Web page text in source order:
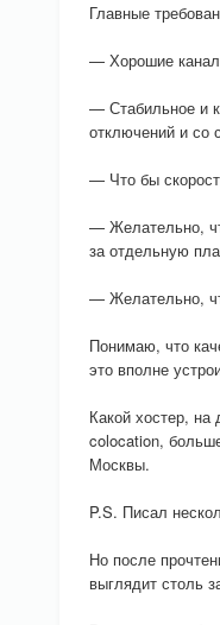
Главные
— Хорошие
— Стабильное и
отключений и со
— Что бы
— Желательно,
за отдельную
— Желательно,
Понимаю, что
это вполне
Какой хостер,
colocation,
Москвы.
P.S. Писал
Но после
выглядит столь